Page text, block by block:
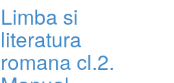
Limba si
literatura
romana cl.2.